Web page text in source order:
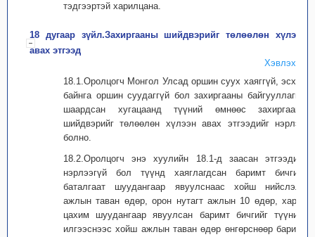
тэдгээртэй харилцана.
18 дугаар зүйл.Захиргааны шийдвэрийг төлөөлөн хүлээн
авах этгээд
Хэвлэх
18.1.Оролцогч Монгол Улсад оршин суух хаяггүй, эсхүл
байнга оршин суудаггүй бол захиргааны байгууллагын
шаардсан хугацаанд түүний өмнөөс захиргааны
шийдвэрийг төлөөлөн хүлээн авах этгээдийг нэрлэж
болно.
18.2.Оролцогч энэ хуулийн 18.1-д заасан этгээдийг
нэрлээгүй бол түүнд хаяглагдсан баримт бичгийг
баталгаат шуудангаар явуулснаас хойш нийслэлд
ажлын таван өдөр, орон нутагт ажлын 10 өдөр, харин
цахим шуудангаар явуулсан баримт бичгийг түүнийг
илгээснээс хойш ажлын таван өдөр өнгөрснөөр баримт